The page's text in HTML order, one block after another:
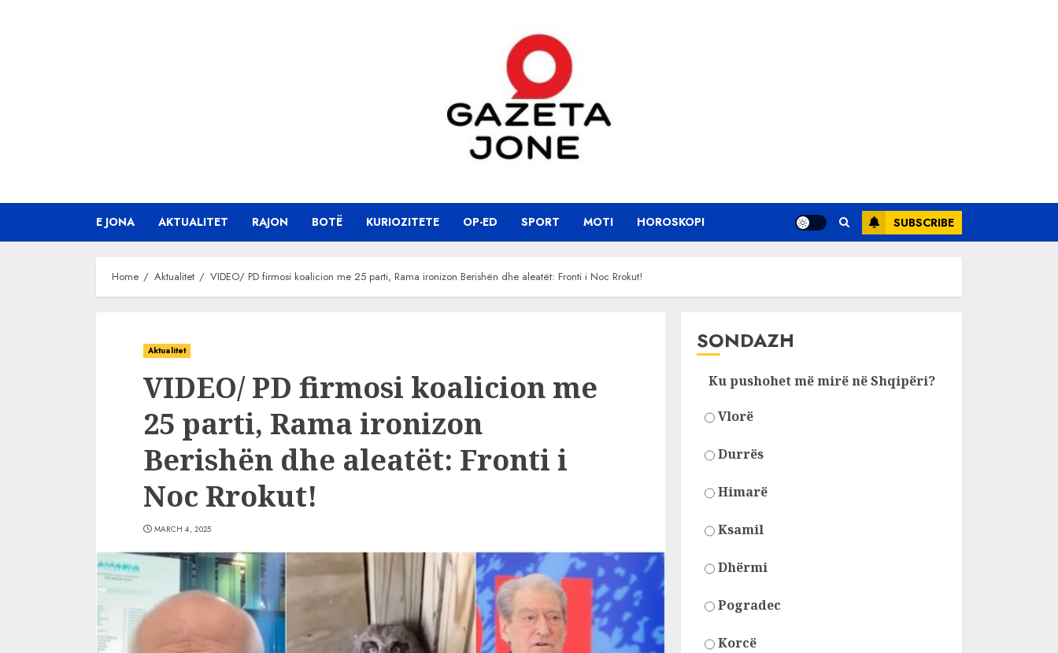
E JONA AKTUALITET RAJON BOTË KURIOZITETE OP-ED SPORT MOTI HOROSKOPI SUBSCRIBE
Home Aktualitet VIDEO/ PD firmosi koalicion me 25 parti, Rama ironizon Berishën dhe aleatët: Fronti i Noc Rrokut!
Aktualitet
VIDEO/ PD firmosi koalicion me
25 parti, Rama ironizon
Berishën dhe aleatët: Fronti i
Noc Rrokut!
MARCH 4, 2025
SONDAZH
Ku pushohet më mirë në Shqipëri?
Vlorë
Durrës
Himarë
Ksamil
Dhërmi
Pogradec
Korcë